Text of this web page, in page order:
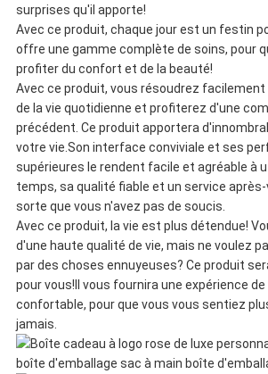
DEMANDEZ
UN DEVIS
PLAN
DU
SITE
POLITIQUE
DE
surprises qu'il apporte!
Avec ce produit, chaque jour est un festin
offre une gamme complète de soins, pour
profiter du confort et de la beauté!
Avec ce produit, vous résoudrez
de la vie quotidienne et profiterez d'une
précédent. Ce produit apportera
votre vie.Son interface conviviale et ses
supérieures le rendent facile et agréable à
temps, sa qualité fiable et un service
sorte que vous n'avez pas de soucis.
Avec ce produit, la vie est plus détendue!
d'une haute qualité de vie, mais ne voulez
par des choses ennuyeuses? Ce produit
pour vous!Il vous fournira une expérience
confortable, pour que vous vous sentiez
jamais.